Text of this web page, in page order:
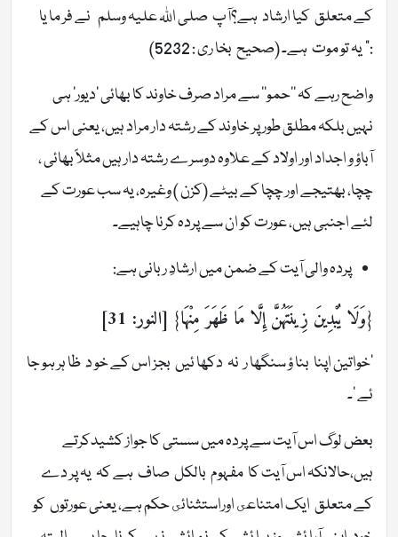
کے متعلق کیا ارشاد ہے؟آپ صلی اللہ علیہ وسلم نے فر ما یا
:” یہ تو موت ہے۔ (صحیح بخا ری : 5232)
واضح رہے کہ ’’حمو‘‘ سے مراد صرف خاوند کا بھائی ’دیور‘ ہی
نہیں بلکہ مطلق طور پر خاوند کے رشتہ دار مراد ہیں، یعنی اس کے
آباؤ و اجداد اور اولاد کے علاوہ دوسرے رشتہ دار ہیں مثلاً بھائی ،
چچا، بھتیجے اور چچا کے بیٹے (کزن ) وغیرہ، یہ سب عورت کے
لئے اجنبی ہیں، عورت کو ان سے پردہ کرنا چاہیے۔
پردہ والی آیت کے ضمن میں ارشادِ ربانی ہے:
{وَلَا يُبْدِينَ زِينَتَهُنَّ إِلَّا مَا ظَهَرَ مِنْهَا} [النور: 31]
’خواتین اپنا بنا ؤ سنگھا ر نہ دکھا ئیں بجز اس کے خو د ظا ہر ہو جا
ئے ‘۔
بعض لوگ اس آیت سے پردہ میں سستی کا جواز کشیدکرتے
ہیں،حالانکہ اس آیت کا مفہوم بالکل صاف ہے کہ یہ پر دے
کے متعلق ایک امتناعى اوراستثنائى حكم ہے، یعنی عورتوں کو